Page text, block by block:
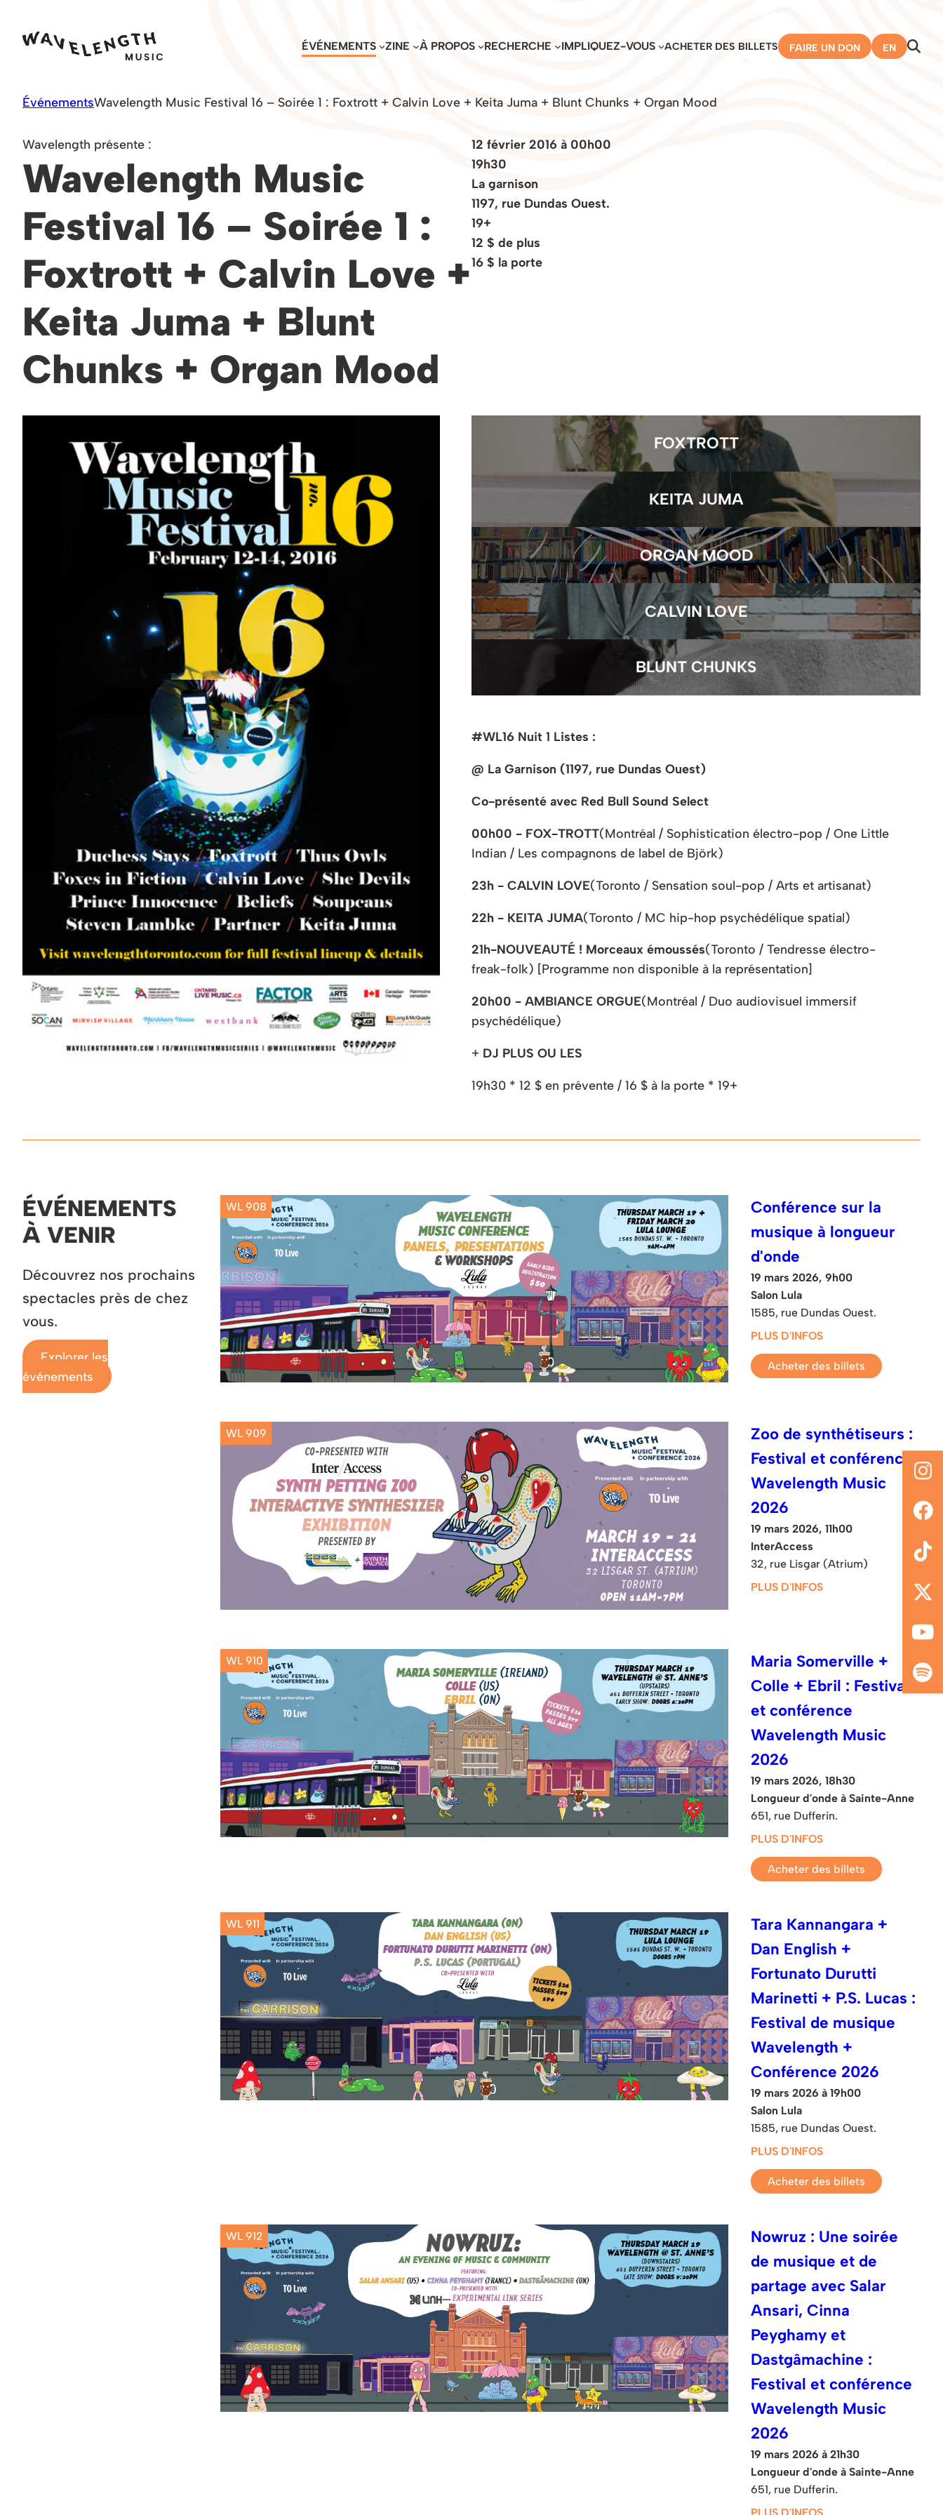
content
ÉVÉNEMENTS ZINE À PROPOS RECHERCHE IMPLIQUEZ-VOUS ACHETER DES BILLETS FAIRE UN DON EN
ÉvénementsWavelength Music Festival 16 – Soirée 1 : Foxtrott + Calvin Love + Keita Juma + Blunt Chunks + Organ Mood
Wavelength présente :
Wavelength Music
Festival 16 – Soirée 1 :
Foxtrott + Calvin Love +
Keita Juma + Blunt
Chunks + Organ Mood
12 février 2016 à 00h00
19h30
La garnison
1197, rue Dundas Ouest.
19+
12 $ de plus
16 $ la porte
FOXTROTT
KEITA JUMA
ORGAN MOOD
CALVIN LOVE
BLUNT CHUNKS
#WL16 Nuit 1 Listes :
@ La Garnison (1197, rue Dundas Ouest)
Co-présenté avec Red Bull Sound Select
00h00 - FOX-TROTT(Montréal / Sophistication électro-pop / One Little
Indian / Les compagnons de label de Björk)
23h - CALVIN LOVE(Toronto / Sensation soul-pop / Arts et artisanat)
22h - KEITA JUMA(Toronto / MC hip-hop psychédélique spatial)
21h-NOUVEAUTÉ ! Morceaux émoussés(Toronto / Tendresse électro-
freak-folk) [Programme non disponible à la représentation]
20h00 - AMBIANCE ORGUE(Montréal / Duo audiovisuel immersif
psychédélique)
+ DJ PLUS OU LES
19h30 * 12 $ en prévente / 16 $ à la porte * 19+
ÉVÉNEMENTS
À VENIR
Découvrez nos prochains
spectacles près de chez
vous.
Explorer les
événements
WL 908
Conférence sur la
musique à longueur
d'onde
19 mars 2026, 9h00
Salon Lula
1585, rue Dundas Ouest.
PLUS D'INFOS
Acheter des billets
WL 909
Zoo de synthétiseurs :
Festival et conférence
Wavelength Music
2026
19 mars 2026, 11h00
InterAccess
32, rue Lisgar (Atrium)
PLUS D'INFOS
WL 910
Maria Somerville +
Colle + Ebril : Festival
et conférence
Wavelength Music
2026
19 mars 2026, 18h30
Longueur d'onde à Sainte-Anne
651, rue Dufferin.
PLUS D'INFOS
Acheter des billets
WL 911
Tara Kannangara +
Dan English +
Fortunato Durutti
Marinetti + P.S. Lucas :
Festival de musique
Wavelength +
Conférence 2026
19 mars 2026 à 19h00
Salon Lula
1585, rue Dundas Ouest.
PLUS D'INFOS
Acheter des billets
WL 912
Nowruz : Une soirée
de musique et de
partage avec Salar
Ansari, Cinna
Peyghamy et
Dastgâmachine :
Festival et conférence
Wavelength Music
2026
19 mars 2026 à 21h30
Longueur d'onde à Sainte-Anne
651, rue Dufferin.
PLUS D'INFOS